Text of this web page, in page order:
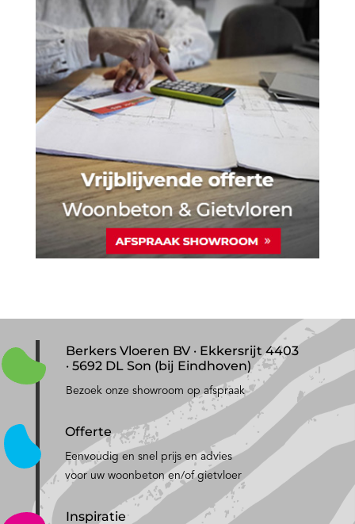
Berkers Vloeren BV · Ekkersrijt 4403
· 5692 DL Son (bij Eindhoven)
Bezoek onze showroom op afspraak
Offerte
Eenvoudig en snel prijs en advies
voor uw woonbeton en/of gietvloer
Inspiratie